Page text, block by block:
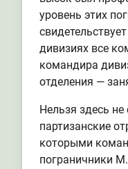
уровень этих
дивизиях все
командира
отделения —
Нельзя здесь
партизанские
которыми
пограничники